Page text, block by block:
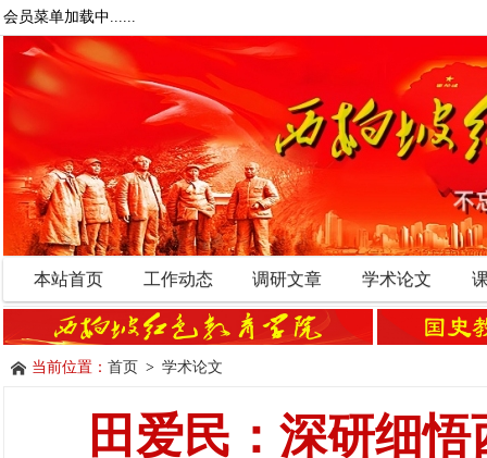
会员菜单加载中......
本站首页 工作动态 调研文章 学术论文
当前位置： 首页 > 学术论文
田爱民：深研细